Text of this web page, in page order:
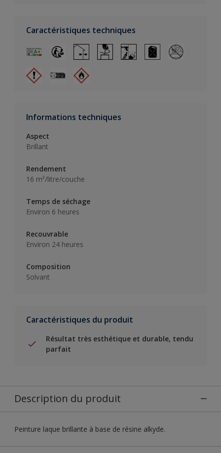
Caractéristiques techniques
Informations techniques
Aspect
Brillant
Rendement
16 m²/litre/couche
Temps de séchage
Environ 6 heures
Recouvrable
Environ 24 heures
Composition
Solvant
Caractéristiques du produit
Résultat très esthétique et durable, tendu
parfait
Description du produit
Peinture laque brillante à base de résine alkyde.